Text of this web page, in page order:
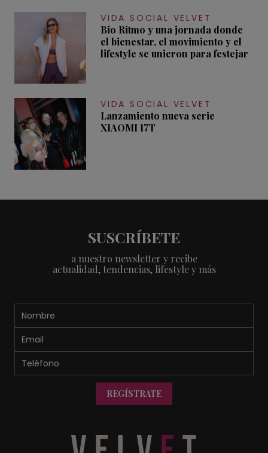
VIDA SOCIAL VELVET
Bio Ritmo y una jornada donde
el bienestar, el movimiento y el
lifestyle se unieron para festejar
VIDA SOCIAL VELVET
Lanzamiento nueva serie
XIAOMI 17T
SUSCRÍBETE
a nuestro newsletter y recibe
actualidad, tendencias, lifestyle y más
REGÍSTRATE